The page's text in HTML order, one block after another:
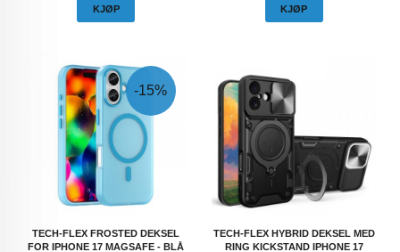
KJØP KJØP
TECH-FLEX FROSTED DEKSEL
FOR IPHONE 17 MAGSAFE - BLÅ
-15%
TECH-FLEX HYBRID DEKSEL MED
RING KICKSTAND IPHONE 17